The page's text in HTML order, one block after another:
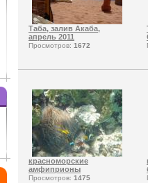
Таба, залив Акаба,
апрель 2011
Просмотров: 1672
красноморские
амфиприоны
Просмотров: 1475